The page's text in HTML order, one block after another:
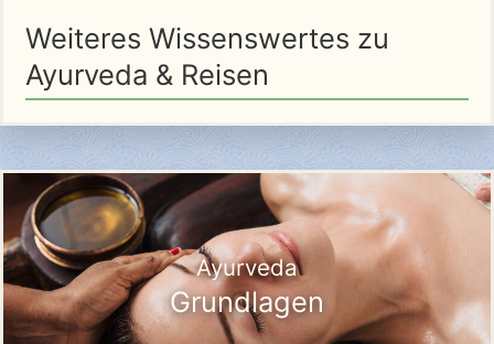
Weiteres Wissenswertes zu
Ayurveda & Reisen
Ayurveda
Grundlagen